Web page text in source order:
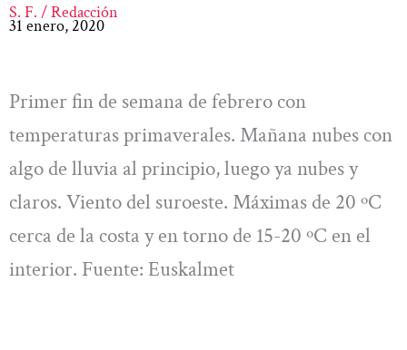
S. F. / Redacción
31 enero, 2020
Primer fin de semana de febrero con
temperaturas primaverales. Mañana nubes con
algo de lluvia al principio, luego ya nubes y
claros. Viento del suroeste. Máximas de 20 ºC
cerca de la costa y en torno de 15-20 ºC en el
interior. Fuente: Euskalmet